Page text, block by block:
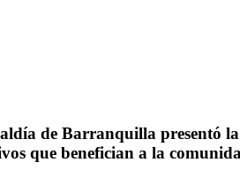
de Barranquilla presentó
que benefician a la